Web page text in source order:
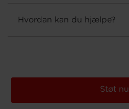
Hvordan kan du hjælpe?
Støt nu